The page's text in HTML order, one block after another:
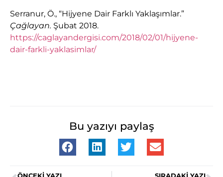
Serranur, Ö., “Hijyene Dair Farklı Yaklaşımlar.”
Çağlayan. Şubat 2018.
https://caglayandergisi.com/2018/02/01/hijyene-
dair-farkli-yaklasimlar/
Bu yazıyı paylaş